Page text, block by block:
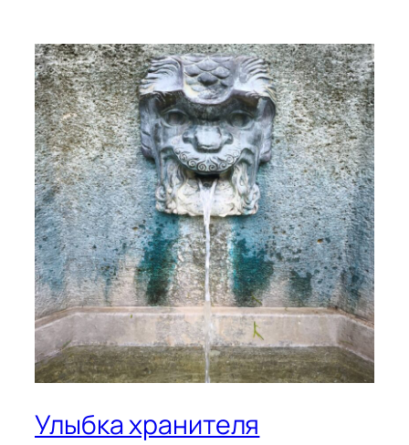
Улыбка хранителя